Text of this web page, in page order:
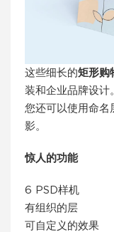
这些细长的矩形购
装和企业品牌设计
您还可以使用命名
影。
惊人的功能
6 PSD样机
有组织的层
可自定义的效果